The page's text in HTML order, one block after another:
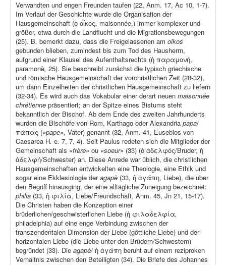
Verwandten und engen Freunden taufen (22, Anm. 17, Ac 10, 1-7).
Im Verlauf der Geschichte wurde die Organisation der
Hausgemeinschaft (ὁ οἶκος, maisonnée,) immer komplexer und
größer, etwa durch die Landflucht und die Migrationsbewegungen
(25). B. bemerkt dazu, dass die Freigelassenen am oikos
gebunden blieben, zumindest bis zum Tod des Hausherrn,
aufgrund einer Klausel des Aufenthaltsrechts (ἡ παραμονή,
paramonè, 25). Sie beschreibt zunächst die typisch griechische
und römische Hausgemeinschaft der vorchristlichen Zeit (28-32),
um dann Einzelheiten der christlichen Hausgemeinschaft zu liefern
(32-34). Es wird auch das Vokabular einer derart neuen maisonnée
chrétienne präsentiert; an der Spitze eines Bistums steht
bekanntlich der Bischof. Ab dem Ende des zweiten Jahrhunderts
wurden die Bischöfe von Rom, Karthago oder Alexandria papa/
πάπας («pape», Vater) genannt (32, Anm. 41, Eusebios von
Caesarea H. e. 7, 7, 4). Seit Paulus redeten sich die Mitglieder der
Gemeinschaft als «frère» ou «soeur» (33) (ὁ ἀδελφός/Bruder, ἡ
ἀδελφή/Schwester) an. Diese Anrede war üblich, die christlichen
Hausgemeinschaften entwickelten eine Theologie, eine Ethik und
sogar eine Ekklesiologie deragapè (33, ἡ ἀγάπη, Liebe), die über
den Begriff hinausging, der eine alltägliche Zuneigung bezeichnet:
philia (33, ἡ φιλία, Liebe/Freundschaft, Anm. 45, Jn 21, 15-17).
Die Christen haben die Konzeption einer
brüderlichen/geschwisterlichen Liebe (ἡ φιλαδελφία,
philadelphia) auf eine enge Verbindung zwischen der
transzendentalen Dimension der Liebe (göttliche Liebe) und der
horizontalen Liebe (die Liebe unter den Brüdern/Schwestern)
begründet (33). Die agapè/ἡ ἀγάπη beruht auf einem reziproken
Verhältnis zwischen den Beteiligten (34). Die Briefe des Johannes